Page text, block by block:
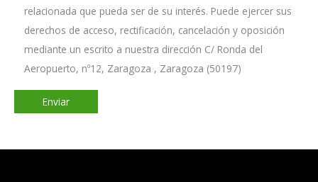
relacionada que pueda ser de su interés. Puede ejercer sus
derechos de acceso, rectificación, cancelación y oposición
mediante un escrito a nuestra dirección C/ Ronda del
Aeropuerto, nº12, Zaragoza , Zaragoza (50197)